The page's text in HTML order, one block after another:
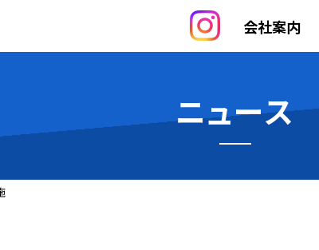
会社案内
ニュース